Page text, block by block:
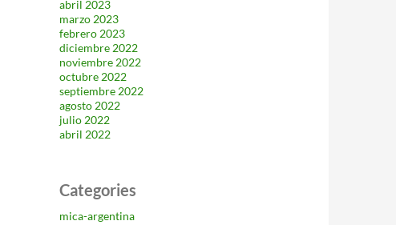
abril 2023
marzo 2023
febrero 2023
diciembre 2022
noviembre 2022
octubre 2022
septiembre 2022
agosto 2022
julio 2022
abril 2022
Categories
mica-argentina